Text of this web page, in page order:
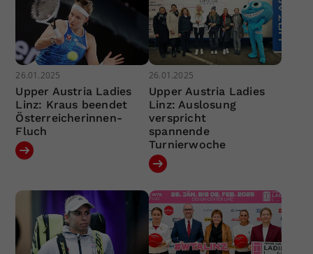
26.01.2025
Upper Austria Ladies
Linz: Kraus beendet
Österreicherinnen-
Fluch
26.01.2025
Upper Austria Ladies
Linz: Auslosung
verspricht
spannende
Turnierwoche